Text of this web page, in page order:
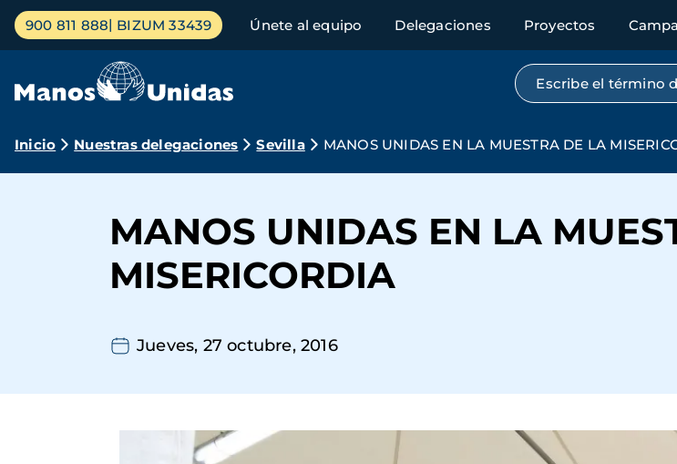
Pasar
contenido
Menú
principal
900 811 888 BIZUM 33439 Únete al equipo Delegaciones Proyectos
Búsqueda por
Ruta
navegación
Inicio Nuestras delegaciones Sevilla MANOS UNIDAS EN LA MUESTRA DE LA
MANOS UNIDAS EN LA
MISERICORDIA
Jueves, 27 octubre, 2016